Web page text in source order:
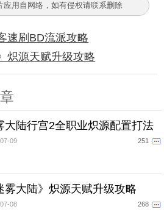
应用自网络，如有侵权请联系删除
速刷BD流派攻略
炽源天赋升级攻略
大陆行宫2全职业炽源配置打法
09 251
雾大陆》炽源天赋升级攻略
08 268